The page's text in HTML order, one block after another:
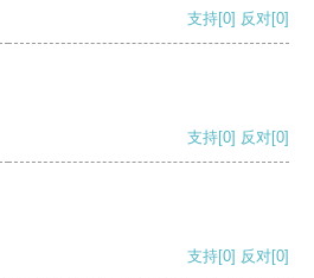
支持[0] 反对[0]
支持[0] 反对[0]
支持[0] 反对[0]